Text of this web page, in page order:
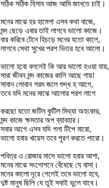
সঠিক সঠিক হিসাব আজ আমি জানতে চাই।
মনের মাঝে হর হামেশা এসব কথা বাজে,
মন্দ ছেড়ে এবার তাই লাগবে ভালো কাজে।
বার করিবে টেনে হিচড়ে মনের যতো কালে,
লাগবে সেথা সুখের পরশ ভিতর হবে আলো।
ভালো হবো বললেই কি আর ভালো হওয়া যায়,
সারা জীবন মন্দ কাজের কালি আছে গায়!
সাবান লোবান গরম জলে শুদ্ধ হ আগে,
তবে যদি মনের মাঝে আলোর পরশ লাগে
করছো যতো জটিল কুটিল মিথ্যা অহংকার,
মন্দ কাজে ক্ষমতার অপ ব্যাবহার।
সবার আগে এসব যদি গলা টিপে মারো,
ভালো হবার খায়েস তবে পুরণ করতে পারো।
পবিত্র এ রোজার মাসে ভালো হবার আশা,
মনের মাঝে সংগোপনে বেঁধেছে যে বাসা।
মনের কালো দূরে গেলেই তবে ভালো হবে,
দুষ্ট মানুষ ছিলি যে তুই সবাই ভুলে যাবে।